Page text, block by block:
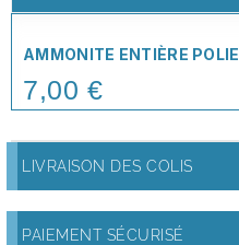
AMMONITE ENTIÈRE POLIE
Price
7,00 €
LIVRAISON DES COLIS
PAIEMENT SÉCURISÉ